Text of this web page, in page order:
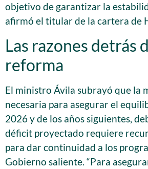
objetivo de garantizar la
afirmó el titular de la cartera de
Las razones detrás
reforma
El ministro Ávila subrayó que la
necesaria para asegurar el
2026 y de los años siguientes,
déficit proyectado requiere
para dar continuidad a los
Gobierno saliente. “Para